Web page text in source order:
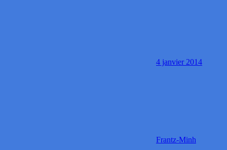
4 janvier 2014
Frantz-Minh